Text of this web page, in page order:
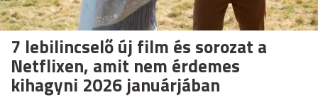
7 lebilincselő új film és sorozat a
Netflixen, amit nem érdemes
kihagyni 2026 januárjában